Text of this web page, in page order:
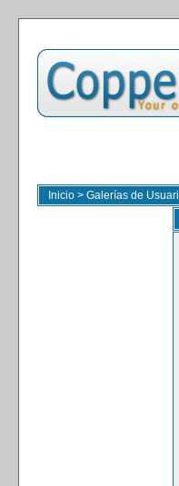
Inicio > Galerías de